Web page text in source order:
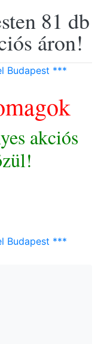
81 db
áron!
Budapest ***
akciós
Budapest ***